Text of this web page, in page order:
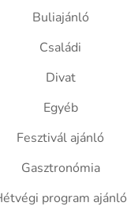
Buliajánló
Családi
Divat
Egyéb
Fesztivál ajánló
Gasztronómia
program ajánló